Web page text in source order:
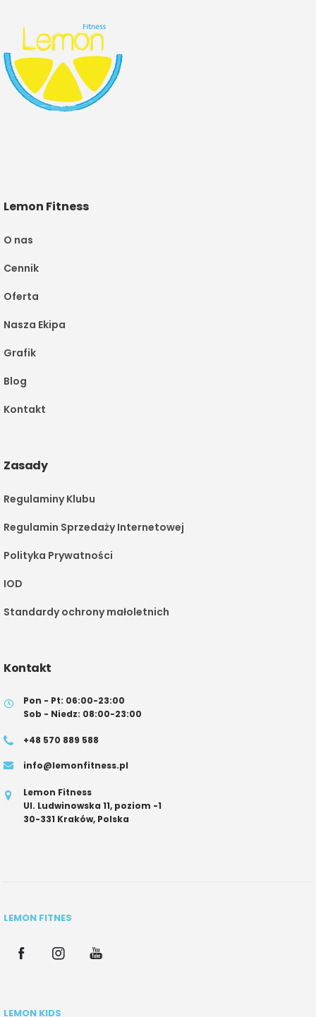
Lemon Fitness
O nas
Cennik
Oferta
Nasza Ekipa
Grafik
Blog
Kontakt
Zasady
Regulaminy Klubu
Regulamin Sprzedaży Internetowej
Polityka Prywatności
IOD
Standardy ochrony małoletnich
Kontakt
Pon - Pt: 06:00-23:00
Sob - Niedz: 08:00-23:00
+48 570 889 588
info@lemonfitness.pl
Lemon Fitness
Ul. Ludwinowska 11, poziom -1
30-331 Kraków, Polska
LEMON FITNES
LEMON KIDS